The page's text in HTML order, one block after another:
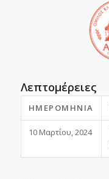
Λεπτομέρειες
ΗΜΕΡΟΜΗΝΊΑ
10 Μαρτίου, 2024